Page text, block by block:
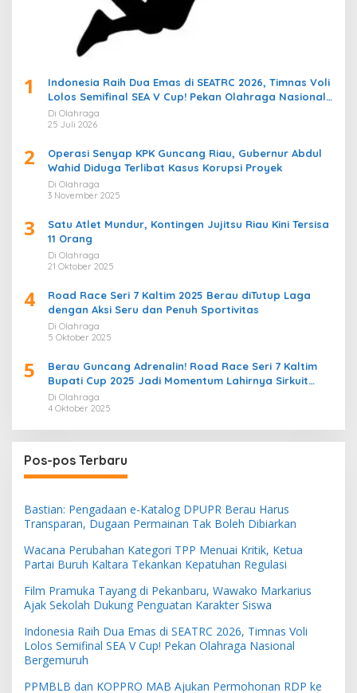
1
Indonesia Raih Dua Emas di SEATRC 2026, Timnas Voli
Lolos Semifinal SEA V Cup! Pekan Olahraga Nasional
Bergemuruh
Di Olahraga
25 Juli 2026
2
Operasi Senyap KPK Guncang Riau, Gubernur Abdul
Wahid Diduga Terlibat Kasus Korupsi Proyek
Di Olahraga
3 November 2025
3
Satu Atlet Mundur, Kontingen Jujitsu Riau Kini Tersisa
11 Orang
Di Olahraga
21 Oktober 2025
4
Road Race Seri 7 Kaltim 2025 Berau diTutup Laga
dengan Aksi Seru dan Penuh Sportivitas
Di Olahraga
5 Oktober 2025
5
Berau Guncang Adrenalin! Road Race Seri 7 Kaltim
Bupati Cup 2025 Jadi Momentum Lahirnya Sirkuit
Permanen 2026
Di Olahraga
4 Oktober 2025
Pos-pos Terbaru
Bastian: Pengadaan e-Katalog DPUPR Berau Harus
Transparan, Dugaan Permainan Tak Boleh Dibiarkan
Wacana Perubahan Kategori TPP Menuai Kritik, Ketua
Partai Buruh Kaltara Tekankan Kepatuhan Regulasi
Film Pramuka Tayang di Pekanbaru, Wawako Markarius
Ajak Sekolah Dukung Penguatan Karakter Siswa
Indonesia Raih Dua Emas di SEATRC 2026, Timnas Voli
Lolos Semifinal SEA V Cup! Pekan Olahraga Nasional
Bergemuruh
PPMBLB dan KOPPRO MAB Ajukan Permohonan RDP ke